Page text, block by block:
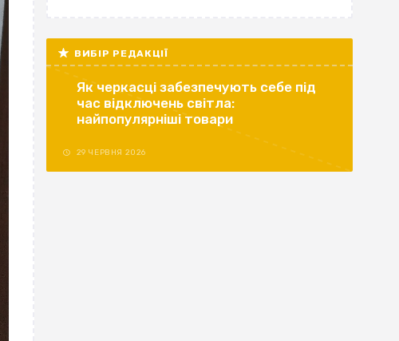
ВИБІР РЕДАКЦІЇ
Як черкасці забезпечують себе під
час відключень світла:
найпопулярніші товари
29 ЧЕРВНЯ 2026